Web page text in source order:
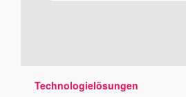
Technologielösungen